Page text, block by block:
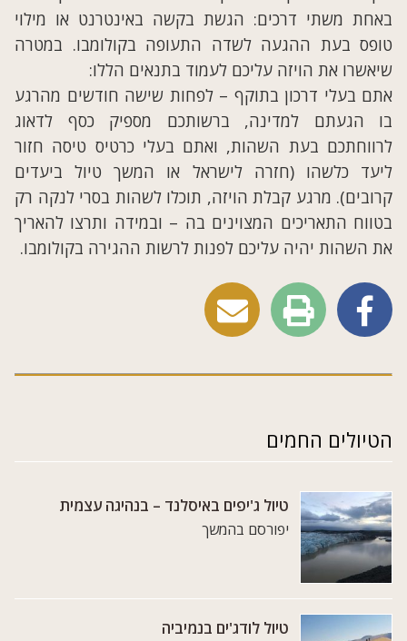
באחת משתי דרכים: הגשת בקשה באינטרנט או מילוי
טופס בעת ההגעה לשדה התעופה בקולומבו. במטרה
שיאשרו את הויזה עליכם לעמוד בתנאים הללו:
אתם בעלי דרכון בתוקף – לפחות שישה חודשים מהרגע
בו הגעתם למדינה, ברשותכם מספיק כסף לדאוג
לרווחתכם בעת השהות, ואתם בעלי כרטיס טיסה חזור
ליעד כלשהו (חזרה לישראל או המשך טיול ביעדים
קרובים). מרגע קבלת הויזה, תוכלו לשהות בסרי לנקה רק
בטווח התאריכים המצוינים בה – ובמידה ותרצו להאריך
את השהות יהיה עליכם לפנות לרשות ההגירה בקולומבו.
הטיולים החמים
טיול ג'יפים באיסלנד – בנהיגה עצמית
יפורסם בהמשך
טיול לודג'ים בנמיביה